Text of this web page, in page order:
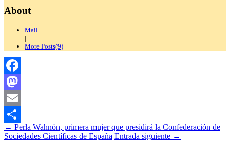
About
Mail
|
More Posts(9)
Facebook
Mastodon
Email
Compartir
← Perla Wahnón, primera mujer que presidirá la Confederación de
Sociedades Científicas de España Entrada siguiente →